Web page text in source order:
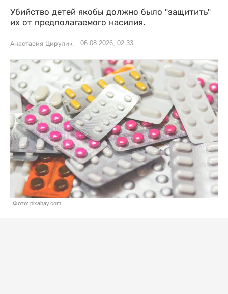
Убийство детей якобы должно было "защитить"
их от предполагаемого насилия.
Анастасия Цирулик 06.08.2026, 02:33
Фото: pixabay.com